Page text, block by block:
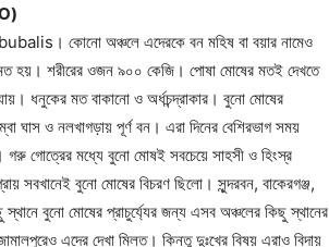
কোনো অঞ্চলে এদেরকে বন মহিষ বা বয়ার নামেও
হয়। শরীরের ওজন ৯০০ কেজি। পোষা মোষের মতই দেখতে
ধনুকের মত বাকানো ও অর্ধচন্দ্রাকার। বুনো মোষের
ঘাস ও নলখাগড়ায় পূর্ণ বন। এরা দিনের বেশিরভাগ সময়
গরু গোত্রের মধ্যে বুনো মোষই সবচেয়ে সাহসী ও হিংস্র
সবখানেই বুনো মোষের বিচরণ ছিলো। সুন্দরবন, বাকেরগঞ্জ,
বুনো মোষের প্রাচুর্য্যের জন্য এসব অঞ্চলের কিছু স্থানের
এদের দেখা মিলত। কিন্তু দুঃখের বিষয় এরাও বিদায়